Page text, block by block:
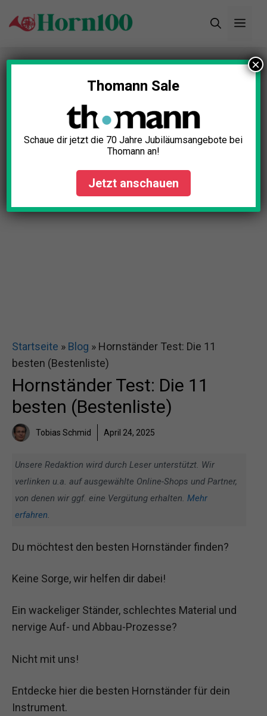
Inhalt
Startseite » Blog » Hornständer Test: Die 11
besten (Bestenliste)
Hornständer Test: Die 11
besten (Bestenliste)
Tobias Schmid April 24, 2025
Unsere Redaktion wird durch Leser unterstützt. Wir
verlinken u.a. auf ausgewählte Online-Shops und Partner,
von denen wir ggf. eine Vergütung erhalten. Mehr
erfahren.
Du möchtest den besten Hornständer finden?
Keine Sorge, wir helfen dir dabei!
Ein wackeliger Ständer, schlechtes Material und
nervige Auf- und Abbau-Prozesse?
Nicht mit uns!
Entdecke hier die besten Hornständer für dein
Instrument.
Thomann Sale
Schaue dir jetzt die 70 Jahre Jubiläumsangebote bei
Thomann an!
Jetzt anschauen
×